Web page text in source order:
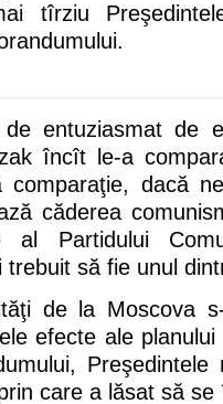
tîrziu
entuziasmat de
încît le-a
comparaţie, dacă
căderea
Partidului
să fie unul
de la Moscova
efecte ale
care a lăsat să